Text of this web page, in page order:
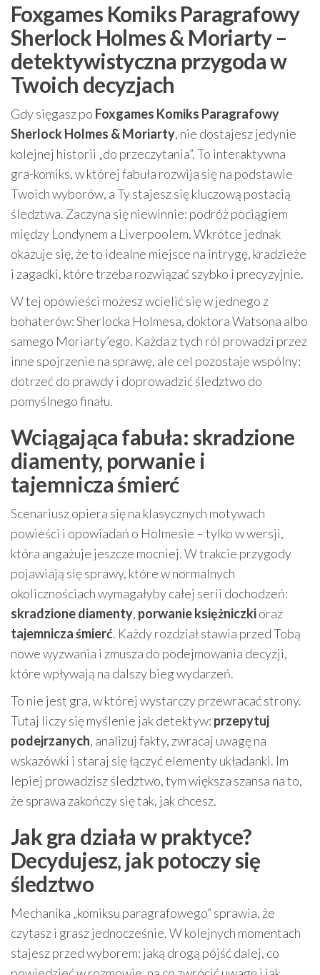
Foxgames Komiks Paragrafowy
Sherlock Holmes & Moriarty –
detektywistyczna przygoda w
Twoich decyzjach
Gdy sięgasz po Foxgames Komiks Paragrafowy
Sherlock Holmes & Moriarty, nie dostajesz jedynie
kolejnej historii „do przeczytania”. To interaktywna
gra-komiks, w której fabuła rozwija się na podstawie
Twoich wyborów, a Ty stajesz się kluczową postacią
śledztwa. Zaczyna się niewinnie: podróż pociągiem
między Londynem a Liverpoolem. Wkrótce jednak
okazuje się, że to idealne miejsce na intrygę, kradzieże
i zagadki, które trzeba rozwiązać szybko i precyzyjnie.
W tej opowieści możesz wcielić się w jednego z
bohaterów: Sherlocka Holmesa, doktora Watsona albo
samego Moriarty’ego. Każda z tych ról prowadzi przez
inne spojrzenie na sprawę, ale cel pozostaje wspólny:
dotrzeć do prawdy i doprowadzić śledztwo do
pomyślnego finału.
Wciągająca fabuła: skradzione
diamenty, porwanie i
tajemnicza śmierć
Scenariusz opiera się na klasycznych motywach
powieści i opowiadań o Holmesie – tylko w wersji,
która angażuje jeszcze mocniej. W trakcie przygody
pojawiają się sprawy, które w normalnych
okolicznościach wymagałyby całej serii dochodzeń:
skradzione diamenty, porwanie księżniczkioraz
tajemnicza śmierć. Każdy rozdział stawia przed Tobą
nowe wyzwania i zmusza do podejmowania decyzji,
które wpływają na dalszy bieg wydarzeń.
To nie jest gra, w której wystarczy przewracać strony.
Tutaj liczy się myślenie jak detektyw: przepytuj
podejrzanych, analizuj fakty, zwracaj uwagę na
wskazówki i staraj się łączyć elementy układanki. Im
lepiej prowadzisz śledztwo, tym większa szansa na to,
że sprawa zakończy się tak, jak chcesz.
Jak gra działa w praktyce?
Decydujesz, jak potoczy się
śledztwo
Mechanika „komiksu paragrafowego” sprawia, że
czytasz i grasz jednocześnie. W kolejnych momentach
stajesz przed wyborem: jaką drogą pójść dalej, co